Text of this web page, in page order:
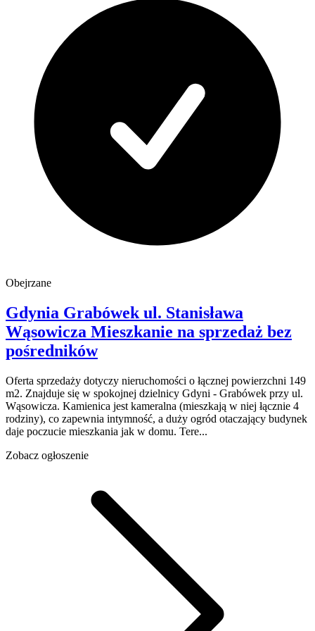
Obejrzane
Gdynia Grabówek ul. Stanisława
Wąsowicza Mieszkanie na sprzedaż bez
pośredników
Oferta sprzedaży dotyczy nieruchomości o łącznej powierzchni 149
m2. Znajduje się w spokojnej dzielnicy Gdyni - Grabówek przy ul.
Wąsowicza. Kamienica jest kameralna (mieszkają w niej łącznie 4
rodziny), co zapewnia intymność, a duży ogród otaczający budynek
daje poczucie mieszkania jak w domu. Tere...
Zobacz ogłoszenie